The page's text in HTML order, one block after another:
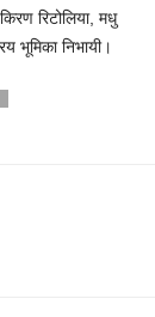
रिटोलिया, मधु
भूमिका निभायी।